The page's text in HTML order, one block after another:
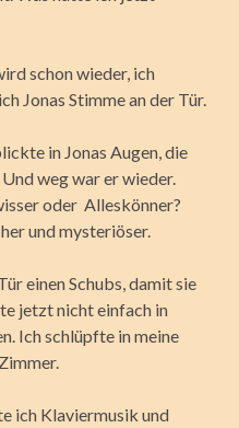
schon wieder, ich
Jonas Stimme an der Tür.
in Jonas Augen, die
weg war er wieder.
oder Alleskönner?
und mysteriöser.
einen Schubs, damit sie
jetzt nicht einfach in
Ich schlüpfte in meine
ich Klaviermusik und